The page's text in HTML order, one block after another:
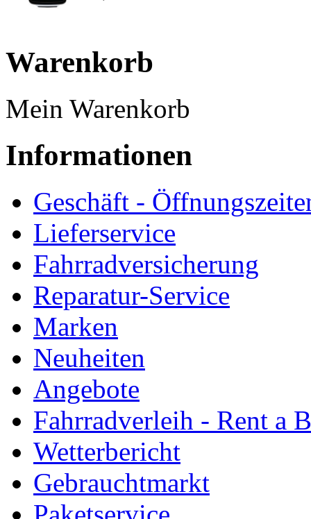
Warenkorb
Mein Warenkorb
Informationen
Geschäft -
Lieferservice
Fahrradversicherung
Reparatur-Service
Marken
Neuheiten
Angebote
Fahrradverleih - Rent a
Wetterbericht
Gebrauchtmarkt